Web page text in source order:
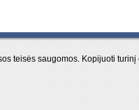
teisės saugomos. Kopijuoti